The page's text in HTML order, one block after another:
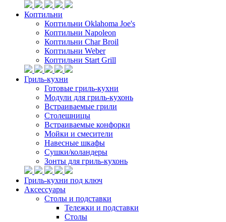
Коптильни
Коптильни Oklahoma Joe's
Коптильни Napoleon
Коптильни Char Broil
Коптильни Weber
Коптильни Start Grill
Гриль-кухни
Готовые гриль-кухни
Модули для гриль-кухонь
Встраиваемые грили
Столешницы
Встраиваемые конфорки
Мойки и смесители
Навесные шкафы
Сушки/коландеры
Зонты для гриль-кухонь
Гриль-кухни под ключ
Аксессуары
Столы и подставки
Тележки и подставки
Столы